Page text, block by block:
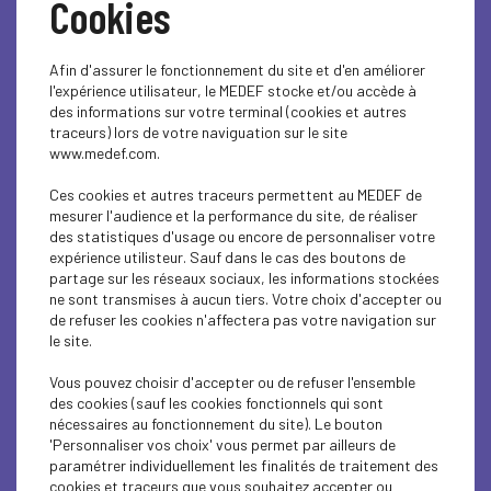
RETOUR EN VIDÉO– UDE,
UNEA et AGEFIPH :
SEEPH 2025
Semaine Européenne pour l'Emploi des Personnes en
situation de Handicap (SEEPH), une rencontre
enrichissante entre lesEntreprises Adaptées (EA) et
les Établissements et Services d’Aide par le Travail
(ESAT).
Cookies
Afin d'assurer le fonctionnement du site et d'en améliorer
l'expérience utilisateur, le MEDEF stocke et/ou accède à
des informations sur votre terminal (cookies et autres
traceurs) lors de votre naviguation sur le site
www.medef.com.
Ces cookies et autres traceurs permettent au MEDEF de
mesurer l'audience et la performance du site, de réaliser
des statistiques d'usage ou encore de personnaliser votre
expérience utilisteur. Sauf dans le cas des boutons de
partage sur les réseaux sociaux, les informations stockées
ne sont transmises à aucun tiers. Votre choix d'accepter ou
de refuser les cookies n'affectera pas votre navigation sur
le site.
Vous pouvez choisir d'accepter ou de refuser l'ensemble
des cookies (sauf les cookies fonctionnels qui sont
nécessaires au fonctionnement du site). Le bouton
'Personnaliser vos choix' vous permet par ailleurs de
paramétrer individuellement les finalités de traitement des
cookies et traceurs que vous souhaitez accepter ou